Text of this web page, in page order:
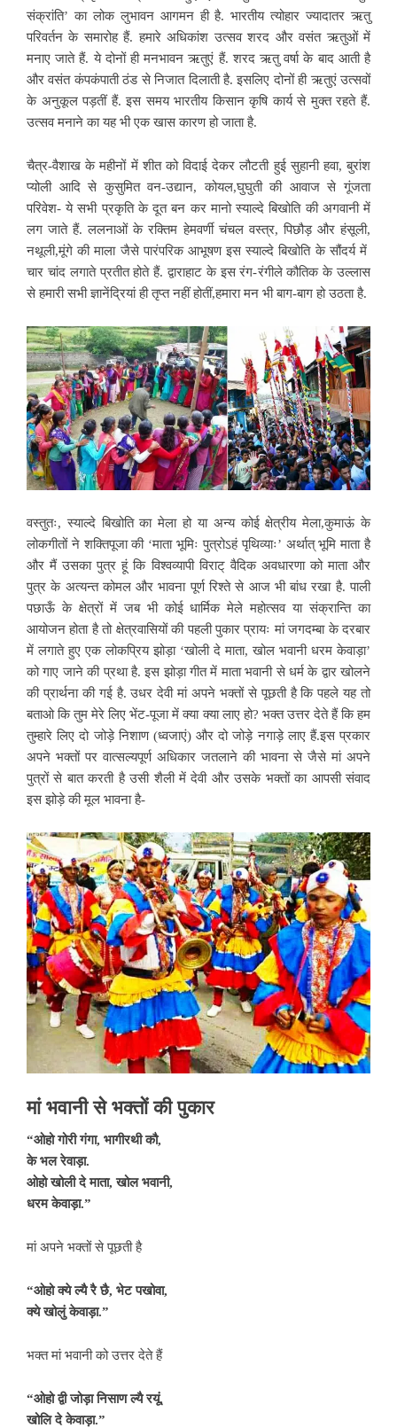
संक्रांति’ का लोक लुभावन आगमन ही है. भारतीय त्योहार ज्यादातर ऋतु
परिवर्तन के समारोह हैं.हमारे अधिकांश उत्सव शरद और वसंत ऋतुओं में
मनाए जाते हैं. ये दोनों ही मनभावन ऋतुएं हैं. शरद ऋतु वर्षा के बाद आती है
और वसंत कंपकंपाती ठंड से निजात दिलाती है. इसलिए दोनों ही ऋतुएं उत्सवों
के अनुकूल पड़तीं हैं. इस समय भारतीय किसान कृषि कार्य से मुक्त रहते हैं.
उत्सव मनाने का यह भी एक खास कारण हो जाता है.
चैत्र-वैशाख के महीनों में शीत को विदाई देकर लौटती हुई सुहानी हवा, बुरांश
प्योली आदि से कुसुमित वन-उद्यान, कोयल,घुघुती की आवाज से गूंजता
परिवेश- ये सभी प्रकृति के दूत बन कर मानो स्याल्दे बिखोति की अगवानी में
लग जाते हैं. ललनाओं के रक्तिम हेमवर्णी चंचल वस्त्र, पिछौड़ और हंसूली,
नथूली,मूंगे की मालाजैसे पारंपरिक आभूषण इस स्याल्दे बिखोति के सौंदर्य में
चार चांद लगाते प्रतीत होते हैं. द्वाराहाट के इस रंग-रंगीले कौतिक के उल्लास
से हमारी सभी ज्ञानेंद्रियां ही तृप्त नहीं होतीं,हमारा मन भी बाग-बाग हो उठता है.
वस्तुतः, स्याल्दे बिखोति का मेला हो या अन्य कोई क्षेत्रीय मेला,कुमाऊं के
लोकगीतों ने शक्तिपूजा की ‘माता भूमिः पुत्रोऽहं पृथिव्याः’ अर्थात् भूमि माता है
और मैं उसका पुत्र हूं किविश्वव्यापी विराट् वैदिक अवधारणा को माता और
पुत्र के अत्यन्त कोमल और भावना पूर्ण रिश्ते से आज भी बांध रखा है. पाली
पछाऊँ के क्षेत्रों में जब भी कोई धार्मिक मेले महोत्सव या संक्रान्ति का
आयोजन होता है तो क्षेत्रवासियों की पहली पुकार प्रायः मां जगदम्बा के दरबार
में लगाते हुए एक लोकप्रिय झोड़ा ‘खोली दे माता, खोल भवानी धरम केवाड़ा’
को गाए जाने की प्रथा है. इस झोड़ा गीत में माता भवानी से धर्म के द्वार खोलने
की प्रार्थना की गई है. उधर देवी मां अपने भक्तों से पूछती है कि पहले यह तो
बताओ कि तुम मेरेलिए भेंट-पूजा में क्या क्या लाए हो? भक्त उत्तर देते हैं कि हम
तुम्हारे लिए दो जोड़े निशाण (ध्वजाएं) और दो जोड़े नगाड़े लाए हैं.इस प्रकार
अपने भक्तों पर वात्सल्यपूर्ण अधिकार जतलाने की भावना से जैसे मां अपने
पुत्रों से बात करती है उसी शैली में देवी और उसके भक्तों का आपसी संवाद
इस झोड़े की मूल भावना है-
मां भवानी से भक्तों की पुकार
“ओहो गोरी गंगा, भागीरथी कौ,
के भल रेवाड़ा.
ओहो खोली दे माता,खोल भवानी,
धरम केवाड़ा.”
मां अपने भक्तों से पूछती है
“ओहो क्येल्यै रै छै, भेट पखोवा,
क्ये खोलुंकेवाड़ा.”
भक्त मांभवानी को उत्तर देते हैं
“ओहो द्वीजोड़ा निसाण ल्यै रयूं,
खोलि दे केवाड़ा.”